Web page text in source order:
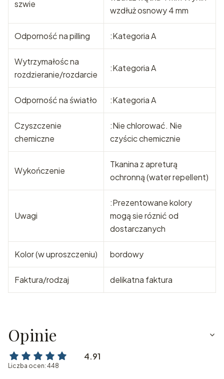
szwie
wzdłuż osnowy 4 mm
Odporność na pilling :Kategoria A
Wytrzymałośc na
rozdzieranie/rozdarcie
:Kategoria A
Odporność na światło :Kategoria A
Czyszczenie
chemiczne
:Nie chlorować. Nie
czyścic chemicznie
Wykończenie
Tkanina z apreturą
ochronną (water repellent)
Uwagi
:Prezentowane kolory
mogą sie róznić od
dostarczanych
Kolor (w uproszczeniu) bordowy
Faktura/rodzaj delikatna faktura
Opinie
4.91
Liczba ocen: 448